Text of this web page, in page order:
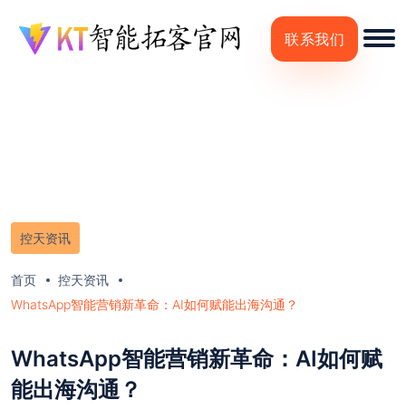
联系我们
控天资讯
首页
控天资讯
WhatsApp智能营销新革命：AI如何赋能出海沟通？
WhatsApp智能营销新革命：AI如何赋
能出海沟通？